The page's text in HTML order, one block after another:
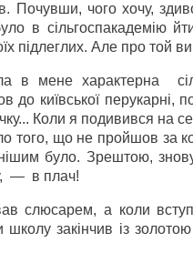
Почувши, чого хочу,
в
підлеглих. Але про той
в мене характерна
до київської
Коли я подивився на
того, що не пройшов за
було. Зрештою,
— в плач!
слюсарем, а коли
школу закінчив із